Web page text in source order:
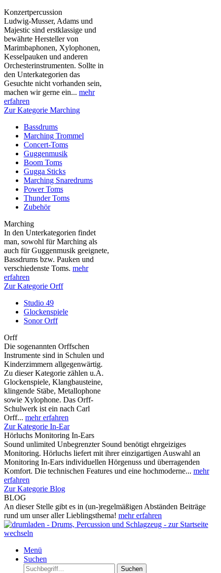
Konzertpercussion
Ludwig-Musser, Adams und
Majestic sind erstklassige und
bewährte Hersteller von
Marimbaphonen, Xylophonen,
Kesselpauken und anderen
Orchesterinstrumenten. Sollte in
den Unterkategorien das
Gesuchte nicht vorhanden sein,
machen wir gerne ein... mehr
erfahren
Zur Kategorie Marching
Bassdrums
Marching Trommel
Concert-Toms
Guggenmusik
Boom Toms
Gugga Sticks
Marching Snaredrums
Power Toms
Thunder Toms
Zubehör
Marching
In den Unterkategorien findet
man, sowohl für Marching als
auch für Guggenmusik geeignete,
Bassdrums bzw. Pauken und
verschiedenste Toms. mehr
erfahren
Zur Kategorie Orff
Studio 49
Glockenspiele
Sonor Orff
Orff
Die sogenannten Orffschen
Instrumente sind in Schulen und
Kinderzimmern allgegenwärtig.
Zu dieser Kategorie zählen u.A.
Glockenspiele, Klangbausteine,
klingende Stäbe, Metallophone
sowie Xylophone. Das Orff-
Schulwerk ist ein nach Carl
Orff... mehr erfahren
Zur Kategorie In-Ear
Hörluchs Monitoring In-Ears
Sound unlimited Unbegrenzter Sound benötigt ehrgeiziges
Monitoring. Hörluchs liefert mit ihrer einzigartigen Auswahl an
Monitoring In-Ears individuellen Hörgenuss und überragenden
Komfort. Die technischen Features und eine hochmoderne... mehr
erfahren
Zur Kategorie Blog
BLOG
An dieser Stelle gibt es in (un-)regelmäßigen Abständen Beiträge
rund um unser aller Lieblingsthema! mehr erfahren
Menü
Suchen
Suchen